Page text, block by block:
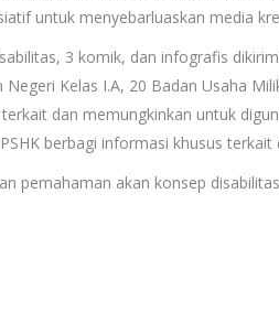
untuk menyebarluaskan media
3 komik, dan infografis
Kelas I.A, 20 Badan Usaha
dan memungkinkan untuk
berbagi informasi khusus
pemahaman akan konsep